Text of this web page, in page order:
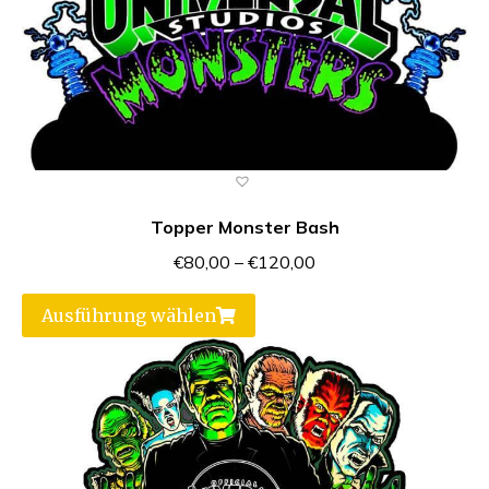
Topper Monster Bash
€80,00 – €120,00
Ausführung wählen